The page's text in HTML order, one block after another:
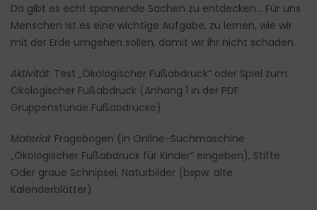
Da gibt es echt spannende Sachen zu entdecken… Für uns
Menschen ist es eine wichtige Aufgabe, zu lernen, wie wir
mit der Erde umgehen sollen, damit wir ihr nicht schaden.
Aktivität: Test „Ökologischer Fußabdruck“ oder Spiel zum
Ökologischer Fußabdruck (Anhang 1 in der PDF
Gruppenstunde Fußabdrücke)
Material: Fragebogen (in Online-Suchmaschine
„Ökologischer Fußabdruck für Kinder“ eingeben), Stifte.
Oder graue Schnipsel, Naturbilder (bspw. alte
Kalenderblätter)